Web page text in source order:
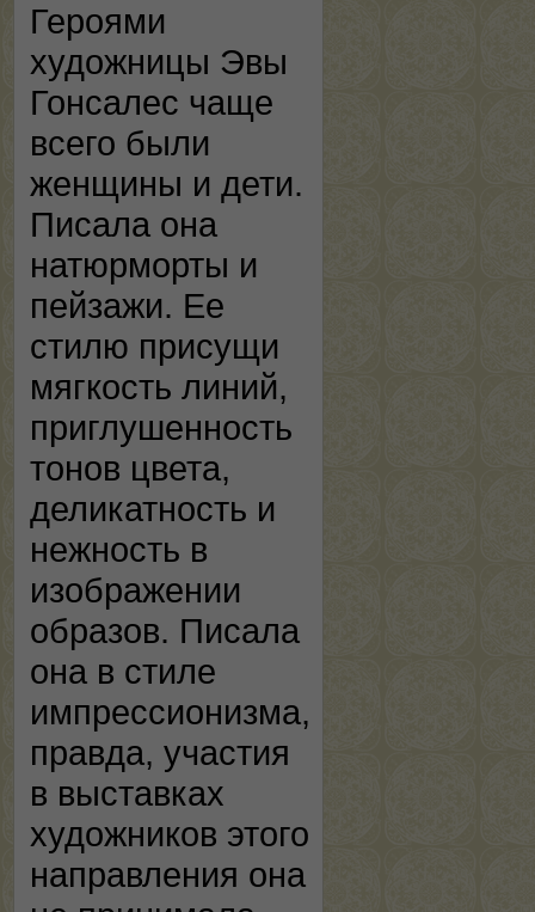
Героями
художницы Эвы
Гонсалес чаще
всего были
женщины и дети.
Писала она
натюрморты и
пейзажи. Ее
стилю присущи
мягкость линий,
приглушенность
тонов цвета,
деликатность и
нежность в
изображении
образов. Писала
она в стиле
импрессионизма,
правда, участия
в выставках
художников этого
направления она